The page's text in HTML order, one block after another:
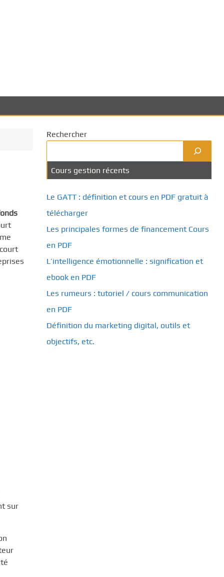
sur
Rechercher
Cours gestion récents
Le GATT : définition et cours en PDF gratuit à
télécharger
Les principales formes de financement Cours
en PDF
L’intelligence émotionnelle : signification et
ebook en PDF
Les rumeurs : tutoriel / cours communication
en PDF
Définition du marketing digital, outils et
objectifs, etc.